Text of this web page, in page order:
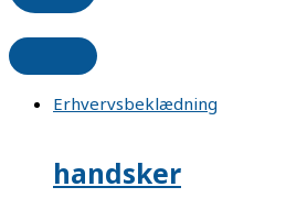
Erhvervsbeklædning
handsker